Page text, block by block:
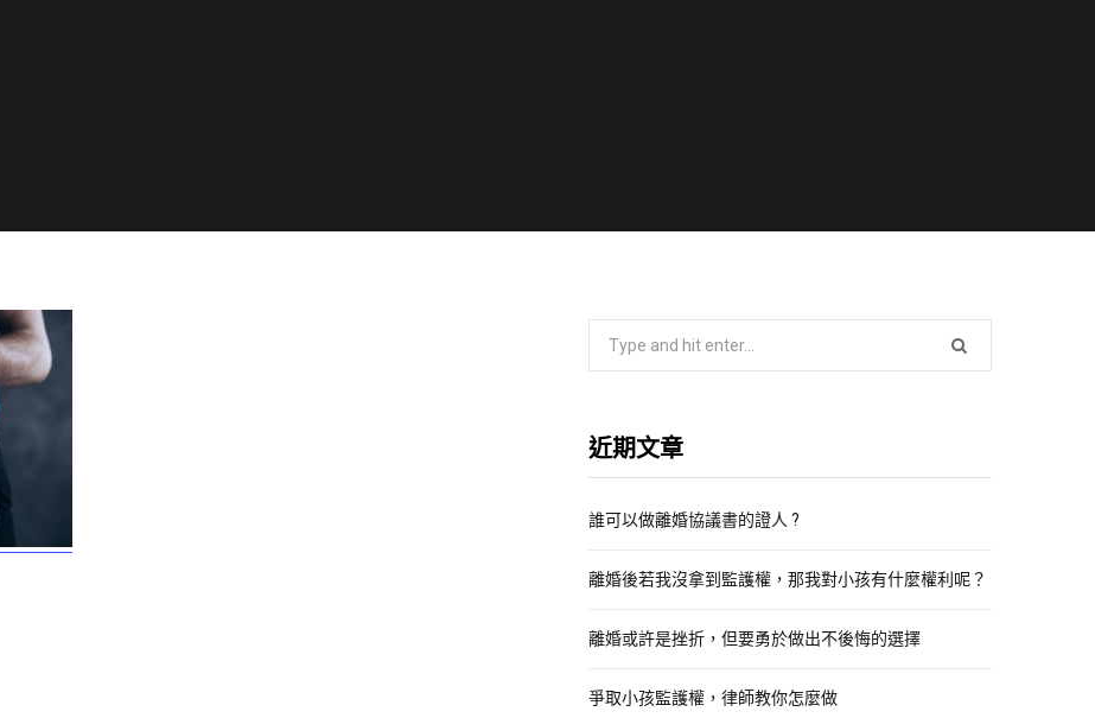
c
f
r
近期文章
誰可以做離婚協議書的證人 ?
離婚後若我沒拿到監護權，那我對小孩有什麼權利呢？
離婚或許是挫折，但要勇於做出不後悔的選擇
爭取小孩監護權，律師教你怎麼做